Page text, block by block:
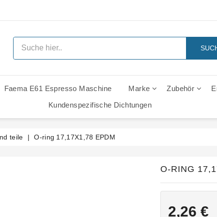
Faema E61 Espresso Maschine Marke Zubehör
Kundenspezifische Dichtungen
teile O-ring 17,17X1,78 EPDM
O-RING
2,26 €